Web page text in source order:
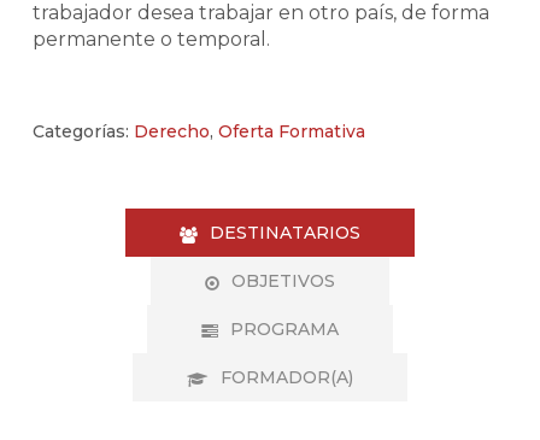
trabajador desea trabajar en otro país, de forma
permanente o temporal.
Categorías: Derecho, Oferta Formativa
DESTINATARIOS
OBJETIVOS
PROGRAMA
FORMADOR(A)